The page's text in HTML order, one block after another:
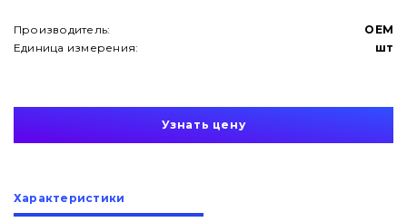
Производитель:
OEM
Единица измерения:
шт
Узнать цену
Характеристики